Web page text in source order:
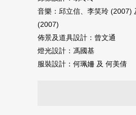
音樂：邱立信、李笑玲 (2007)
(2007)
佈景及道具設計：曾文通
燈光設計：馮國基
服裝設計：何珮姍 及 何美倩